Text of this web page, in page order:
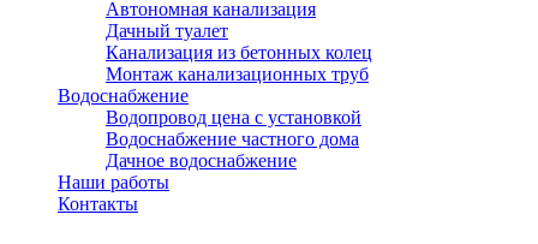
Автономная канализация
Дачный туалет
Канализация из бетонных колец
Монтаж канализационных труб
Водоснабжение
Водопровод цена с установкой
Водоснабжение частного дома
Дачное водоснабжение
Наши работы
Контакты